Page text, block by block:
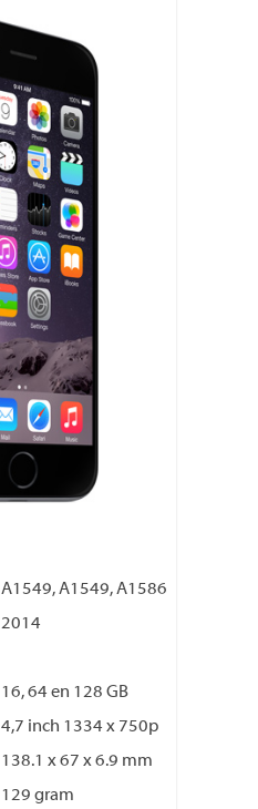
A1549, A1549, A1586
2014
16, 64 en 128 GB
4,7 inch 1334 x 750p
138.1 x 67 x 6.9 mm
129 gram